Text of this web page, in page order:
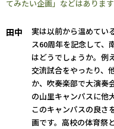
てみたい企画」などはありま
田中
実は以前から温めてい
ス60周年を記念して、
はどうでしょうか。例
交流試合をやったり、
か、吹奏楽部で大演奏
の山里キャンパスに他
このキャンパスの良さ
画です。高校の体育祭